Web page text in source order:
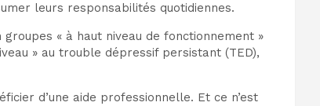
leurs responsabilités quotidiennes.
« à haut niveau de fonctionnement »
» au trouble dépressif persistant (TED),
d’une aide professionnelle. Et ce n’est